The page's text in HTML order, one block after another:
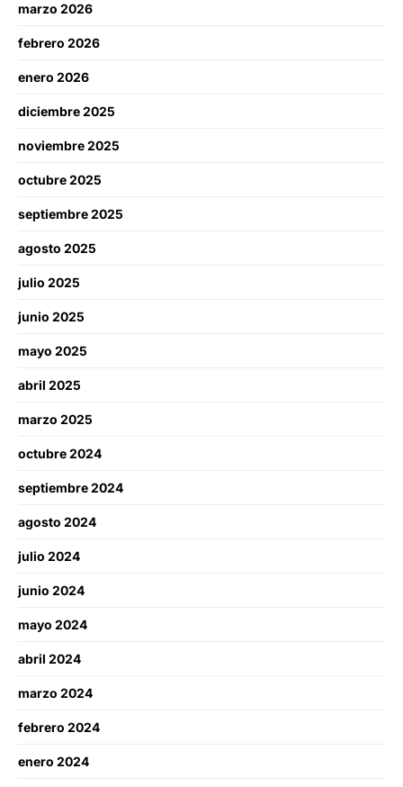
marzo 2026
febrero 2026
enero 2026
diciembre 2025
noviembre 2025
octubre 2025
septiembre 2025
agosto 2025
julio 2025
junio 2025
mayo 2025
abril 2025
marzo 2025
octubre 2024
septiembre 2024
agosto 2024
julio 2024
junio 2024
mayo 2024
abril 2024
marzo 2024
febrero 2024
enero 2024